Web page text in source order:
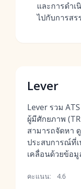
และการดำ
ไปกับการสร
Lever
Lever รวม
ผู้มีศักยภาพ
สามารถจัดหา
ประสบการณ์ที่
เคลื่อนด้วยข้อมู
คะแนน: 4.6